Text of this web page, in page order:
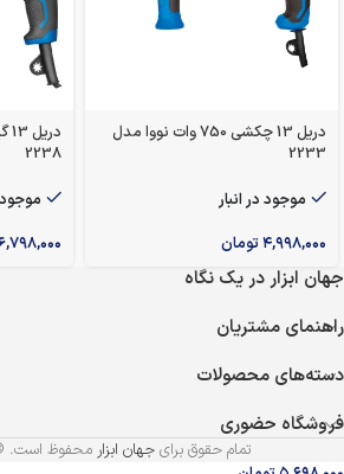
دریل 13 چکشی 750 وات نووا مدل
2233
موجود در انبار
۴,۹۹۸,۰۰۰تومان
2238
موجود
جهان ابزار در یک نگاه
راهنمای مشتریان
دسته‌های محصولات
فروشگاه حضوری
تمام حقوق برایجهان ابزار محفوظ است. © 1380 -